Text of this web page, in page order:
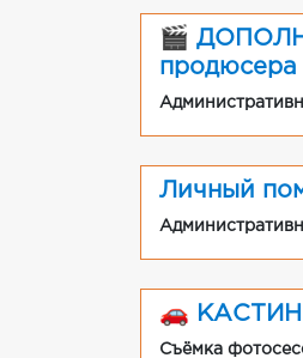
🎬
продюсера
Личный
🚗
Съёмка